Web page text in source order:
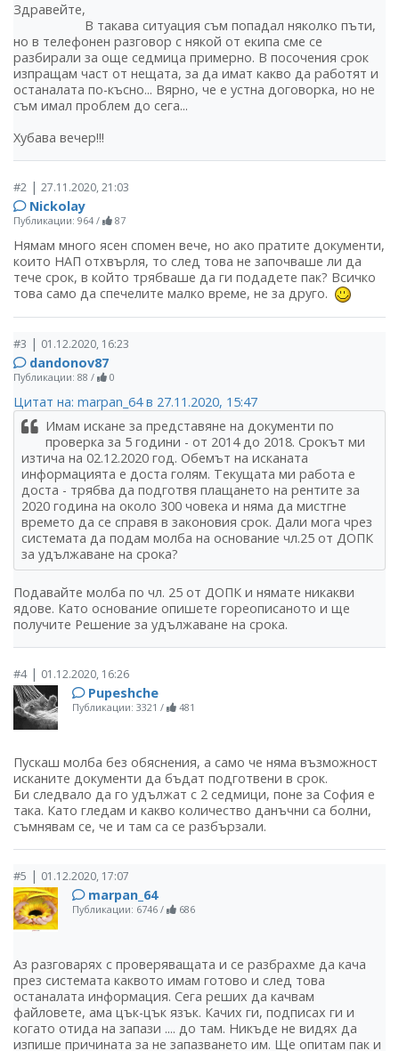
Здравейте,
В такава ситуация съм попадал няколко пъти,
но в телефонен разговор с някой от екипа сме се
разбирали за още седмица примерно. В посочения срок
изпращам част от нещата, за да имат какво да работят и
останалата по-късно... Вярно, че е устна договорка, но не
съм имал проблем до сега...
Хубава вечер!!!
#2 | 27.11.2020, 21:03
Nickolay
Публикации: 964 / 87
Нямам много ясен спомен вече, но ако пратите документи,
които НАП отхвърля, то след това не започваше ли да
тече срок, в който трябваше да ги подадете пак? Всичко
това само да спечелите малко време, не за друго.
#3 | 01.12.2020, 16:23
dandonov87
Публикации: 88 / 0
Цитат на: marpan_64 в 27.11.2020, 15:47
Имам искане за представяне на документи по
проверка за 5 години - от 2014 до 2018. Срокът ми
изтича на 02.12.2020 год. Обемът на исканата
информацията е доста голям. Текущата ми работа е
доста - трябва да подготвя плащането на рентите за
2020 година на около 300 човека и няма да мистгне
времето да се справя в законовия срок. Дали мога чрез
системата да подам молба на основание чл.25 от ДОПК
за удължаване на срока?
Подавайте молба по чл. 25 от ДОПК и нямате никакви
ядове. Като основание опишете гореописаното и ще
получите Решение за удължаване на срока.
#4| 01.12.2020, 16:26
Pupeshche
Публикации: 3321 / 481
Пускаш молба без обяснения, а само че няма възможност
исканите документи да бъдат подготвени в срок.
Би следвало да го удължат с 2 седмици, поне за София е
така. Като гледам и какво количество данъчни са болни,
съмнявам се, че и там са се разбързали.
#5 | 01.12.2020, 17:07
marpan_64
Публикации: 6746 / 686
Аз разговарях с проверяващата и се разбрахме да кача
през системата каквото имам готово и след това
останалата информация. Сега реших да качвам
файловете, ама цък-цък язък. Качих ги, подписах ги и
когато отида на запази .... до там. Никъде не видях да
изпише причината за не запазването им. Ще опитам пак и